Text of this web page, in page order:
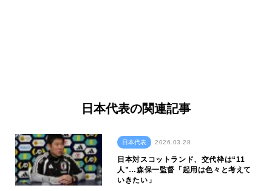
日本代表の関連記事
日本代表 2026.03.28
日本対スコットランド、交代枠は“11
人”…森保一監督「起用は色々と考えて
いきたい」